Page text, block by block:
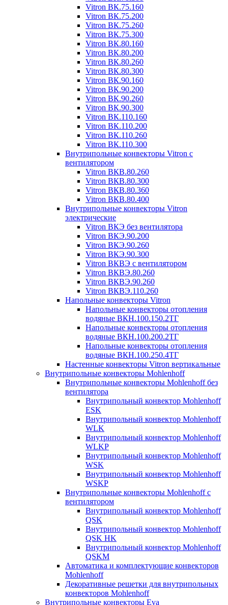
Vitron ВК.75.160
Vitron ВК.75.200
Vitron ВК.75.260
Vitron ВК.75.300
Vitron ВК.80.160
Vitron ВК.80.200
Vitron ВК.80.260
Vitron ВК.80.300
Vitron ВК.90.160
Vitron ВК.90.200
Vitron ВК.90.260
Vitron ВК.90.300
Vitron ВК.110.160
Vitron ВК.110.200
Vitron ВК.110.260
Vitron ВК.110.300
Внутрипольные конвекторы Vitron с
вентилятором
Vitron ВКВ.80.260
Vitron ВКВ.80.300
Vitron ВКВ.80.360
Vitron ВКВ.80.400
Внутрипольные конвекторы Vitron
электрические
Vitron ВКЭ без вентилятора
Vitron ВКЭ.90.200
Vitron ВКЭ.90.260
Vitron ВКЭ.90.300
Vitron ВКВЭ с вентилятором
Vitron ВКВЭ.80.260
Vitron ВКВЭ.90.260
Vitron ВКВЭ.110.260
Напольные конвекторы Vitron
Напольные конвекторы отопления
водяные ВКН.100.150.2ТГ
Напольные конвекторы отопления
водяные ВКН.100.200.2ТГ
Напольные конвекторы отопления
водяные ВКН.100.250.4ТГ
Настенные конвекторы Vitron вертикальные
Внутрипольные конвекторы Mohlenhoff
Внутрипольные конвекторы Mohlenhoff без
вентилятора
Внутрипольный конвектор Mohlenhoff
ESK
Внутрипольный конвектор Mohlenhoff
WLK
Внутрипольный конвектор Mohlenhoff
WLKP
Внутрипольный конвектор Mohlenhoff
WSK
Внутрипольный конвектор Mohlenhoff
WSKP
Внутрипольные конвекторы Mohlenhoff с
вентилятором
Внутрипольный конвектор Mohlenhoff
QSK
Внутрипольный конвектор Mohlenhoff
QSK HK
Внутрипольный конвектор Mohlenhoff
QSKM
Автоматика и комплектующие конвекторов
Mohlenhoff
Декоративные решетки для внутрипольных
конвекторов Mohlenhoff
Внутрипольные конвекторы Eva